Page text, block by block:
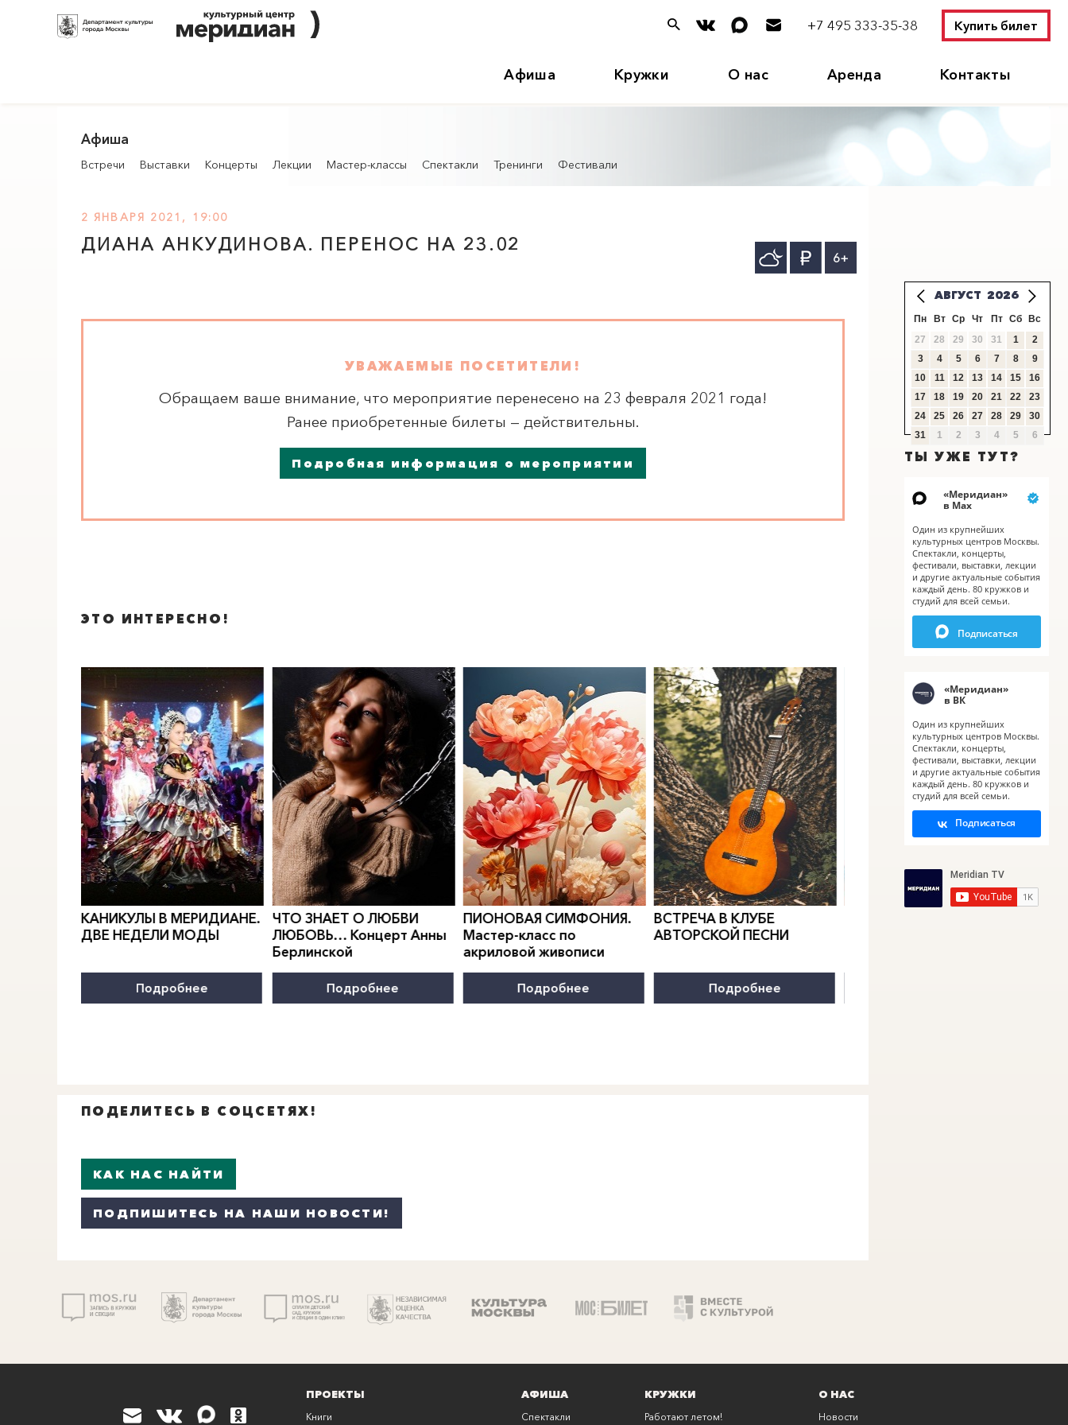
+7 495 333-35-38 Купить билет
Афиша Кружки О нас Аренда Контакты
ПОИСК ПО МЕРОПРИЯТИЯМ X
Афиша
Встречи Выставки Концерты Лекции Мастер-классы Спектакли Тренинги Фестивали
2 ЯНВАРЯ 2021, 19:00
ДИАНА АНКУДИНОВА. ПЕРЕНОС НА 23.02
УВАЖАЕМЫЕ ПОСЕТИТЕЛИ!
Обращаем ваше внимание, что мероприятие перенесено на 23 февраля 2021 года!
Ранее приобретенные билеты — действительны.
Подробная информация о мероприятии
6+
ЭТО ИНТЕРЕСНО!
0 ">
КАНИКУЛЫ В МЕРИДИАНЕ.
ДВЕ НЕДЕЛИ МОДЫ
Подробнее
0">
ЧТО ЗНАЕТ О ЛЮБВИ
ЛЮБОВЬ… Концерт Анны
Берлинской
Подробнее
0">
ПИОНОВАЯ СИМФОНИЯ.
Мастер-класс по
акриловой живописи
Подробнее
0">
ВСТРЕЧА В КЛУБЕ
АВТОРСКОЙ ПЕСНИ
Подробнее
0
ПОДЕЛИТЕСЬ В СОЦСЕТЯХ!
КАК НАС НАЙТИ
ПОДПИШИТЕСЬ НА НАШИ НОВОСТИ!
АВГУСТ 2026
Пн Вт Ср Чт Пт Сб
Вс
27
28 29 30 31 1
2
3
4 5 6 7 8
9
10
11 12 13 14 15
16
17
18 19 20 21 22
23
24
25 26 27 28 29
30
31
1 2 3 4 5 6
ТЫ УЖЕ ТУТ?
«Меридиан»
в Мах
Один из крупнейших
культурных центров Москвы.
Спектакли, концерты,
фестивали, выставки, лекции
и другие актуальные события
каждый день. 80 кружков и
студий для всей семьи.
Подписаться
«Меридиан»
в ВК
Один из крупнейших
культурных центров Москвы.
Спектакли, концерты,
фестивали, выставки, лекции
и другие актуальные события
каждый день. 80 кружков и
студий для всей семьи.
Подписаться
ПРОЕКТЫ
Книги
АФИША
Спектакли
КРУЖКИ
Работают летом!
О НАС
Новости